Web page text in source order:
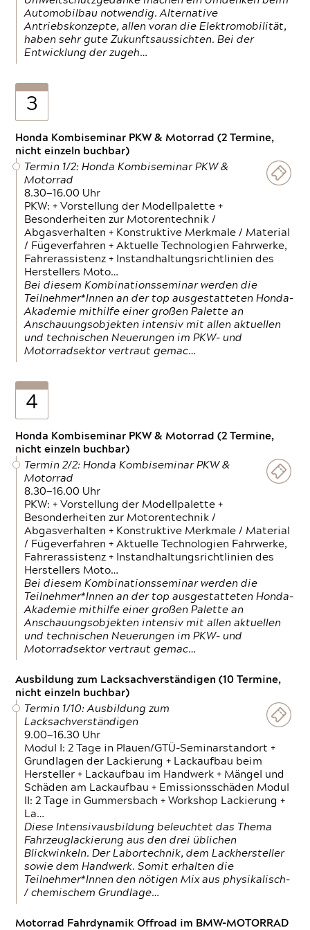
Automobilbau notwendig. Alternative
Antriebskonzepte, allen voran die Elektromobilität,
haben sehr gute Zukunftsaussichten. Bei der
Entwicklung der zugeh…
3
Honda Kombiseminar PKW & Motorrad (2 Termine,
nicht einzeln buchbar)
Termin 1/2: Honda Kombiseminar PKW &
Motorrad
8.30—16.00 Uhr
PKW: + Vorstellung der Modellpalette +
Besonderheiten zur Motorentechnik /
Abgasverhalten + Konstruktive Merkmale / Material
/ Fügeverfahren + Aktuelle Technologien Fahrwerke,
Fahrerassistenz + Instandhaltungsrichtlinien des
Herstellers Moto…
Bei diesem Kombinationsseminar werden die
Teilnehmer*Innen an der top ausgestatteten Honda-
Akademie mithilfe einer großen Palette an
Anschauungsobjekten intensiv mit allen aktuellen
und technischen Neuerungen im PKW- und
Motorradsektor vertraut gemac…
4
Honda Kombiseminar PKW & Motorrad (2 Termine,
nicht einzeln buchbar)
Termin 2/2: Honda Kombiseminar PKW &
Motorrad
8.30—16.00 Uhr
PKW: + Vorstellung der Modellpalette +
Besonderheiten zur Motorentechnik /
Abgasverhalten + Konstruktive Merkmale / Material
/ Fügeverfahren + Aktuelle Technologien Fahrwerke,
Fahrerassistenz + Instandhaltungsrichtlinien des
Herstellers Moto…
Bei diesem Kombinationsseminar werden die
Teilnehmer*Innen an der top ausgestatteten Honda-
Akademie mithilfe einer großen Palette an
Anschauungsobjekten intensiv mit allen aktuellen
und technischen Neuerungen im PKW- und
Motorradsektor vertraut gemac…
Ausbildung zum Lacksachverständigen (10 Termine,
nicht einzeln buchbar)
Termin 1/10: Ausbildung zum
Lacksachverständigen
9.00—16.30 Uhr
Modul I: 2 Tage in Plauen/GTÜ-Seminarstandort +
Grundlagen der Lackierung + Lackaufbau beim
Hersteller + Lackaufbau im Handwerk + Mängel und
Schäden am Lackaufbau + Emissionsschäden Modul
II: 2 Tage in Gummersbach + Workshop Lackierung +
La…
Diese Intensivausbildung beleuchtet das Thema
Fahrzeuglackierung aus den drei üblichen
Blickwinkeln. Der Labortechnik, dem Lackhersteller
sowie dem Handwerk. Somit erhalten die
Teilnehmer*Innen den nötigen Mix aus physikalisch-
/ chemischem Grundlage…
Motorrad Fahrdynamik Offroad im BMW-MOTORRAD